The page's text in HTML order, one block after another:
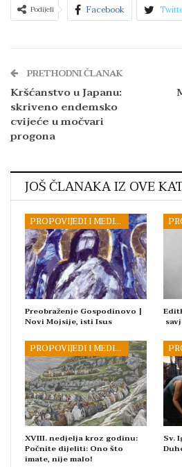
Podijeli Facebook
PRETHODNI ČLANAK
Kršćanstvo u Japanu:
skriveno endemsko
cvijeće u močvari
progona
JOŠ ČLANAKA IZ OVE
PROPOVIJEDI I MEDITACIJE
Preobraženje Gospodinovo |
Novi Mojsije, isti Isus
PROPOVIJEDI I MEDITACIJE
XVIII. nedjelja kroz godinu:
Počnite dijeliti: Ono što
imate, nije malo!
Sv.